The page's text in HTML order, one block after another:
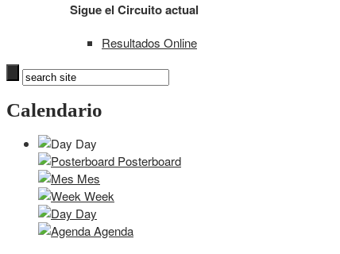
Sigue el Circuito actual
Resultados Online
Calendario
Day
Posterboard
Mes
Week
Day
Agenda